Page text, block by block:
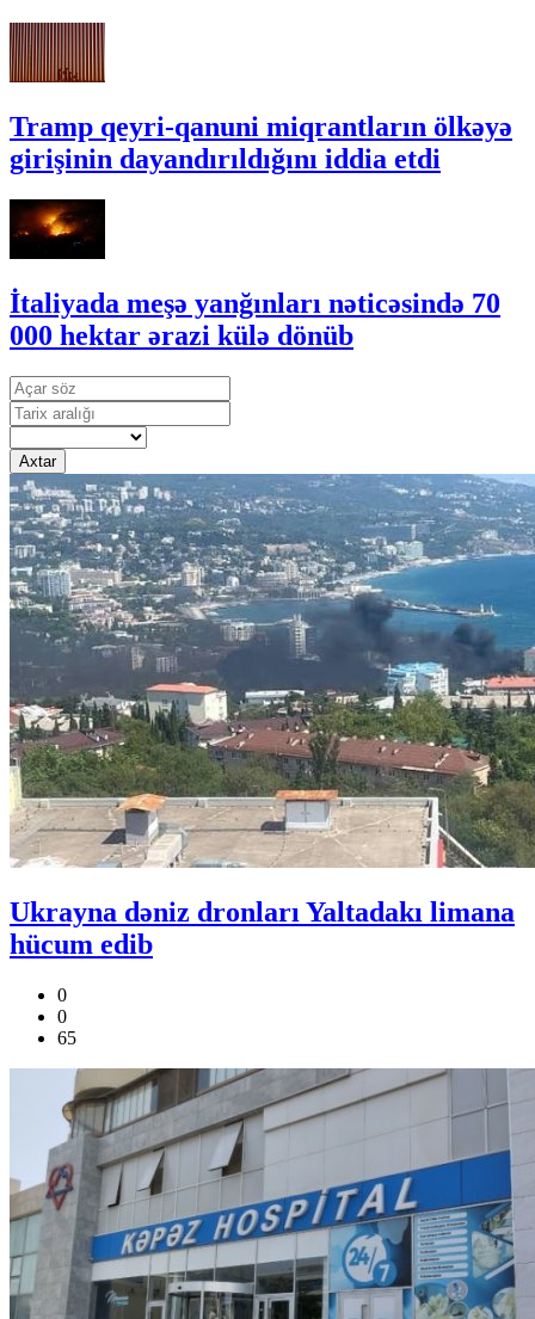
Tramp qeyri-qanuni miqrantların ölkəyə
girişinin dayandırıldığını iddia etdi
İtaliyada meşə yanğınları nəticəsində 70
000 hektar ərazi külə dönüb
Axtar
Ukrayna dəniz dronları Yaltadakı limana
hücum edib
0
0
65